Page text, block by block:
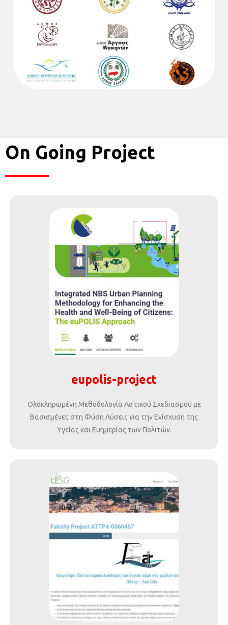
On Going Project
eupolis-project
Ολοκληρωμένη Μεθοδολογία Αστικού Σχεδιασμού με
Βασισμένες στη Φύση Λύσεις για την Ενίσχυση της
Υγείας και Ευημερίας των Πολιτών.